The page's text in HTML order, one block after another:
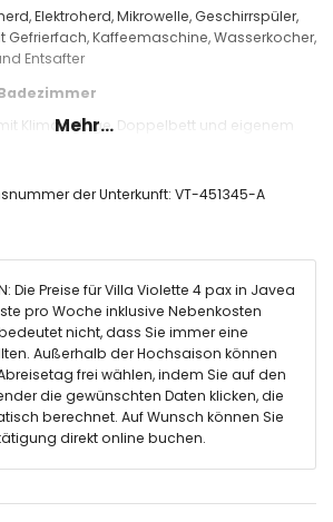
Elektroherd, Mikrowelle, Geschirrspüler,
Gefrierfach, Kaffeemaschine, Wasserkocher,
Entsafter
Klimaanlage, Doppelbett und eigenem
mit Waschbecken, Dusche und
privater Pool mit den Maßen 10m x
Rasen, Kies, Bäumen und Gartenmöbeln
eine überdacht ist
und Außen-Essbereich
Parkplatz und 2 private Stellplätze
Mehr...
der Unterkunft: VT-451345-A
Die Preise für Villa Violette 4 pax in Javea
pro Woche inklusive Nebenkosten
nicht, dass Sie immer eine
Außerhalb der Hochsaison können
frei wählen, indem Sie auf den
die gewünschten Daten klicken, die
berechnet. Auf Wunsch können Sie
direkt online buchen.